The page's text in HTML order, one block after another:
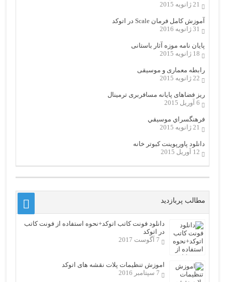
21 ژانویه 2015
آموزش کامل فرمان Scale در اتوکد
31 ژانویه 2016
پایان نامه موزه آثار باستانی
18 ژانویه 2015
رابطه معماری و موسیقی
22 ژانویه 2015
ریز فضاهای پایانه مسافربری ترمینال
6 آوریل 2015
فرهنگسراي موسيقي
21 ژانویه 2015
دانلود پاورپوینت کبوتر خانه
12 آوریل 2015
مطالب پربازدید
دانلود فونت کاتب اتوکد+نحوه استفاده از فونت کاتب
در اتوکد
7 آگوست 2017
اموزش تنظیمات پلات نقشه های اتوکد
7 سپتامبر 2016